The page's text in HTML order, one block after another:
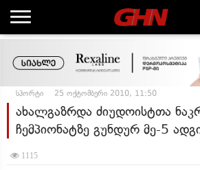
სპორტი 25 ოქტომბერი 2010, 11:50
ახალგაზრდა ძიუდოისტთა
ჩემპიონატზე გუნდურ მე-5
1115